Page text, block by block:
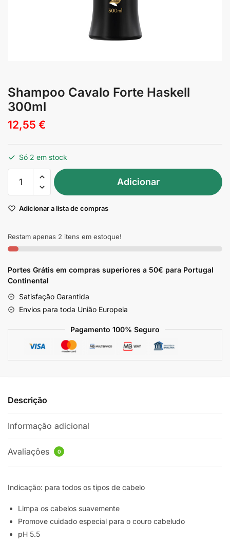
Shampoo Cavalo Forte Haskell
300ml
12,55 €
Só 2 em stock
Quantidade
Cavalo
Haskell
300ml
Adicionar
Adicionar a lista de compras
Restam apenas 2 itens em estoque!
Portes Grátis em compras superiores a 50€ para Portugal
Continental
Satisfação Garantida
Envios para toda União Europeia
Pagamento 100% Seguro
Descrição
Informação adicional
Avaliações 0
Indicação: para todos os tipos de cabelo
Limpa os cabelos suavemente
Promove cuidado especial para o couro cabeludo
pH 5.5